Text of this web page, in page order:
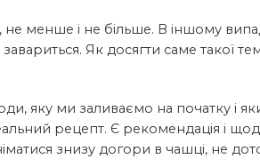
не менше і не більше. В іншому
Як досягти саме такої
яку ми заливаємо на початку і
рецепт. Є рекомендація і
знизу догори в чашці, не